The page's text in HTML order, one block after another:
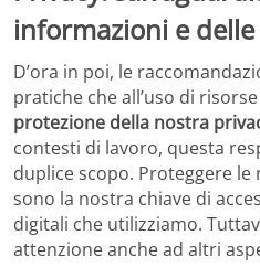
informazioni e
D’ora in poi, le
pratiche che all’uso di
protezione della nostra
contesti di lavoro, questa
duplice scopo. Proteggere
sono la nostra chiave di
digitali che utilizziamo.
attenzione anche ad altri